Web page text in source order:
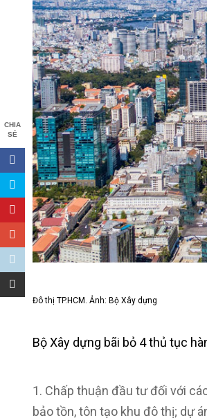
CHIA
SẺ
Đô thị TP.HCM. Ảnh: Bộ Xây dựng
Bộ Xây dựng bãi bỏ 4 thủ tục
Chấp thuận đầu tư đối với
bảo tồn, tôn tạo khu đô thị; dự